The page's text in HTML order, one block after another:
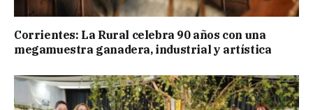
Corrientes: La Rural celebra 90 años con una
megamuestra ganadera, industrial y artística